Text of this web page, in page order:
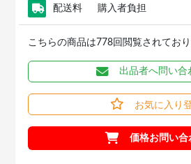
配送料 購入者負担
こちらの商品は778回閲覧されており
出品者へ問い合
お気に入り
価格お問い合